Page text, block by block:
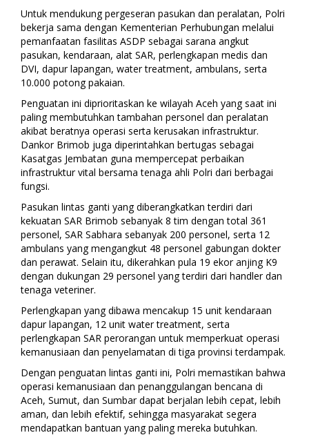
Untuk mendukung pergeseran pasukan dan peralatan, Polri
bekerja sama dengan Kementerian Perhubungan melalui
pemanfaatan fasilitas ASDP sebagai sarana angkut
pasukan, kendaraan, alat SAR, perlengkapan medis dan
DVI, dapur lapangan, water treatment, ambulans, serta
10.000 potong pakaian.
Penguatan ini diprioritaskan ke wilayah Aceh yang saat ini
paling membutuhkan tambahan personel dan peralatan
akibat beratnya operasi serta kerusakan infrastruktur.
Dankor Brimob juga diperintahkan bertugas sebagai
Kasatgas Jembatan guna mempercepat perbaikan
infrastruktur vital bersama tenaga ahli Polri dari berbagai
fungsi.
Pasukan lintas ganti yang diberangkatkan terdiri dari
kekuatan SAR Brimob sebanyak 8 tim dengan total 361
personel, SAR Sabhara sebanyak 200 personel, serta 12
ambulans yang mengangkut 48 personel gabungan dokter
dan perawat. Selain itu, dikerahkan pula 19 ekor anjing K9
dengan dukungan 29 personel yang terdiri dari handler dan
tenaga veteriner.
Perlengkapan yang dibawa mencakup 15 unit kendaraan
dapur lapangan, 12 unit water treatment, serta
perlengkapan SAR perorangan untuk memperkuat operasi
kemanusiaan dan penyelamatan di tiga provinsi terdampak.
Dengan penguatan lintas ganti ini, Polri memastikan bahwa
operasi kemanusiaan dan penanggulangan bencana di
Aceh, Sumut, dan Sumbar dapat berjalan lebih cepat, lebih
aman, dan lebih efektif, sehingga masyarakat segera
mendapatkan bantuan yang paling mereka butuhkan.